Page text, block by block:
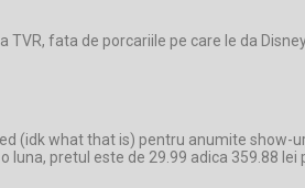
fata de porcariile pe care le da
(idk what that is) pentru anumite show-
pretul este de 29.99 adica 359.88 lei